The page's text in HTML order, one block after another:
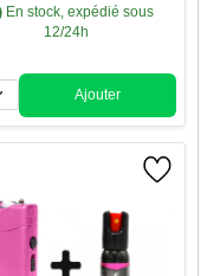
En stock, expédié sous
12/24h
Quantité
Ajouter